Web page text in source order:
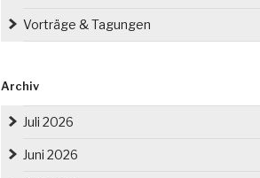
Vorträge & Tagungen
Archiv
Juli 2026
Juni 2026